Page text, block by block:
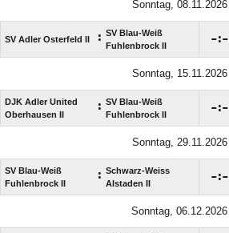
Sonntag, 08.11.2026
SV Adler Osterfeld II : SV Blau-Weiß
Fuhlenbrock II
:
Sonntag, 15.11.2026
DJK Adler United
Oberhausen II
: SV Blau-Weiß
Fuhlenbrock II
:
Sonntag, 29.11.2026
SV Blau-Weiß
Fuhlenbrock II
: Schwarz-Weiss
Alstaden II
:
Sonntag, 06.12.2026